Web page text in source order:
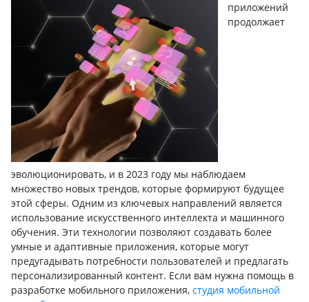
приложений
продолжает
эволюционировать, и в 2023 году мы наблюдаем
множество новых трендов, которые формируют будущее
этой сферы. Одним из ключевых направлений является
использование искусственного интеллекта и машинного
обучения. Эти технологии позволяют создавать более
умные и адаптивные приложения, которые могут
предугадывать потребности пользователей и предлагать
персонализированный контент. Если вам нужна помощь в
разработке мобильного приложения, студия мобильной